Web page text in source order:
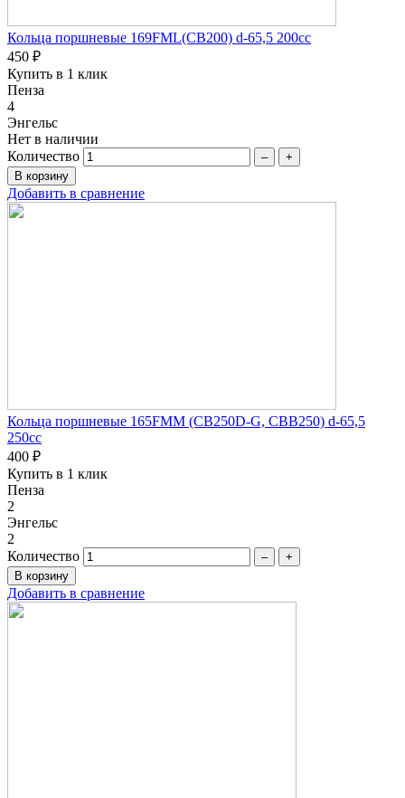
Кольца поршневые 169FML(CB200) d-65,5 200сc
450 ₽
Купить в 1 клик
Пенза
4
Энгельс
Нет в наличии
Количество
– +
Добавить в сравнение
Кольца поршневые 165FMM (CB250D-G, CBB250) d-65,5
250сc
400 ₽
Купить в 1 клик
Пенза
2
Энгельс
2
Количество
– +
Добавить в сравнение